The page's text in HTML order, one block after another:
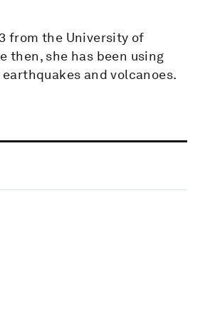
from the University of
then, she has been using
and volcanoes.